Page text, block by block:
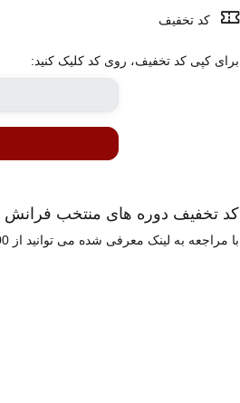
کد تخفیف
برای کپی کد تخفیف، روی کد کلیک کنید:
کد تخفیف دوره های منتخب فرانش
با مراجعه به لینک معرفی شده می توانید از 100 درصد تخفیف برای خرید دوره های منتخب فرانش بهر مند شوید.